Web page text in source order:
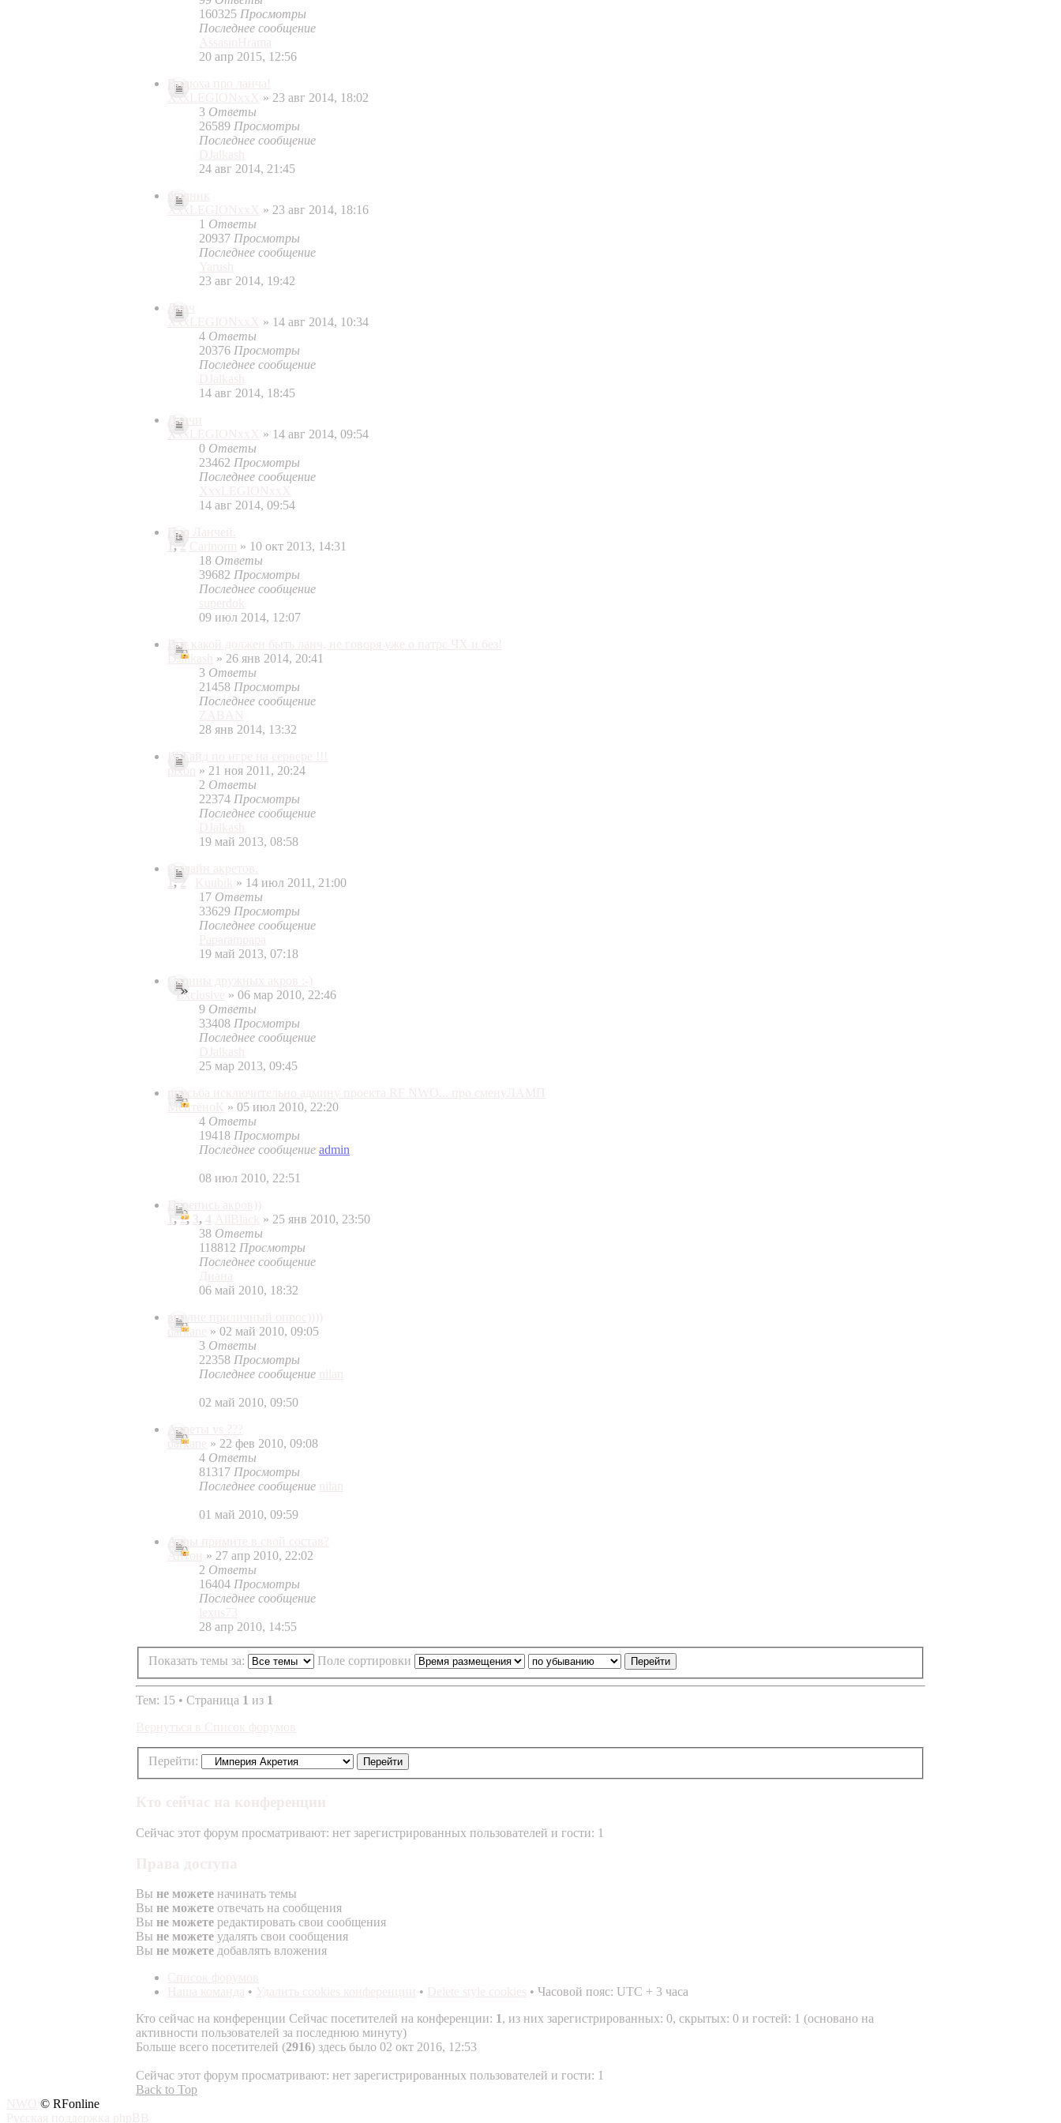
160325 Просмотры
Последнее сообщение
20 апр 2015, 12:56
Видюха про ланча!
XxxLEGIONxxX
» 23 авг 2014, 18:02
3 Ответы
26589 Просмотры
Последнее сообщение
24 авг 2014, 21:45
ббшник
XxxLEGIONxxX
» 23 авг 2014, 18:16
1 Ответы
20937 Просмотры
Последнее сообщение
23 авг 2014, 19:42
Ланч
XxxLEGIONxxX
» 14 авг 2014, 10:34
4 Ответы
20376 Просмотры
Последнее сообщение
14 авг 2014, 18:45
Ланчи
XxxLEGIONxxX
» 14 авг 2014, 09:54
0 Ответы
23462 Просмотры
Последнее сообщение
14 авг 2014, 09:54
Про Ланчей.
,2
» 10 окт 2013, 14:31
18 Ответы
39682 Просмотры
Последнее сообщение
09 июл 2014, 12:07
Вот какой должен быть ланч, не говоря уже о патрс ЧХ и без!
DJalkash
» 26 янв 2014, 20:41
3 Ответы
21458 Просмотры
Последнее сообщение
28 янв 2014, 13:32
!!! Гайд по игре на сервере !!!
pixon
» 21 ноя 2011, 20:24
2 Ответы
22374 Просмотры
Последнее сообщение
19 май 2013, 08:58
Онлайн акретов.
,2
» 14 июл 2011, 21:00
17 Ответы
33629 Просмотры
Последнее сообщение
19 май 2013, 07:18
Скрины дружных акров :-)
Exclusive
» 06 мар 2010, 22:46
9 Ответы
33408 Просмотры
Последнее сообщение
25 мар 2013, 09:45
просьба исключительно админу проекта RF NWO... про сменуЛАМП
МентёноК
» 05 июл 2010, 22:20
4 Ответы
19418 Просмотры
Последнее сообщение admin
08 июл 2010, 22:51
Перепись акров))
,2, ,
» 25 янв 2010, 23:50
38 Ответы
118812 Просмотры
Последнее сообщение
06 май 2010, 18:32
вполне приличный опрос))))
darkane
» 02 май 2010, 09:05
3 Ответы
22358 Просмотры
Последнее сообщение
02 май 2010, 09:50
Акреты vs ???
darkane
» 22 фев 2010, 09:08
4 Ответы
81317 Просмотры
Последнее сообщение
01 май 2010, 09:59
Акры примите в свой состав?
Антон
» 27 апр 2010, 22:02
2 Ответы
16404 Просмотры
Последнее сообщение
28 апр 2010, 14:55
Показать темы за: Поле сортировки
Тем: 15 • Страница 1 из 1
Перейти:
Сейчас этот форум просматривают: нет зарегистрированных пользователей и гости: 1
Вы не можете начинать темы
Вы не можете отвечать на сообщения
Вы не можете редактировать свои сообщения
Вы не можете удалять свои сообщения
Вы не можете добавлять вложения
• •
• Часовой пояс: UTC + 3 часа
Кто сейчас на конференции Сейчас посетителей на конференции: 1, из них зарегистрированных: 0, скрытых: 0 и гостей: 1 (основано на
активности пользователей за последнюю минуту)
Больше всего посетителей (2916) здесь было 02 окт 2016, 12:53
Сейчас этот форум просматривают: нет зарегистрированных пользователей и гости: 1
Back to Top
© RFonline